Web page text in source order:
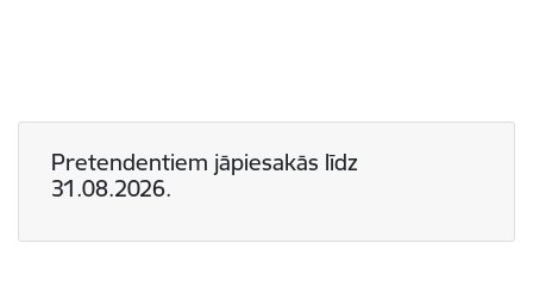
Pretendentiem jāpiesakās līdz
31.08.2026.